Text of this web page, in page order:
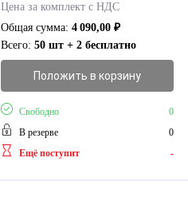
Цена за комплект с НДС
Общая сумма: 4 090,00₽
Всего: 50 шт + 2 бесплатно
Положить в корзину
Свободно
0
В резерве
0
Ещё поступит
-